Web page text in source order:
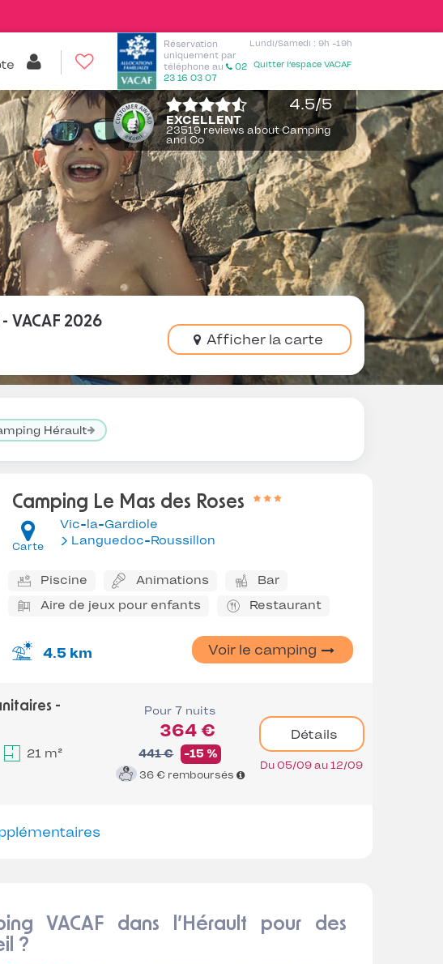
Réservation
uniquement par
téléphone au
02
23 16 03 07
Lundi/Samedi : 9h -19h
Quitter l’espace VACAF
EXCELLENT
4.5/5
23519 reviews about Camping
and Co
VACAF 2026
Hérault
Afficher la carte
Camping Le Mas des Roses
Carte
Vic-la-Gardiole
Languedoc-Roussillon
Piscine Animations
Bar
Aire de jeux pour enfants
Restaurant
4.5 km Voir le camping
-
21 m²
Pour 7 nuits
364 €
441 € -15 %
36 € remboursés
Détails
Du 05/09 au 12/09
VACAF dans l’Hérault pour des
?